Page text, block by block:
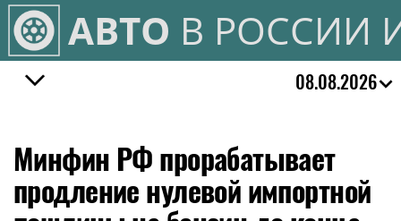
АВТО В РОССИИ
08.08.2026
Минфин РФ прорабатывает
продление нулевой импортной